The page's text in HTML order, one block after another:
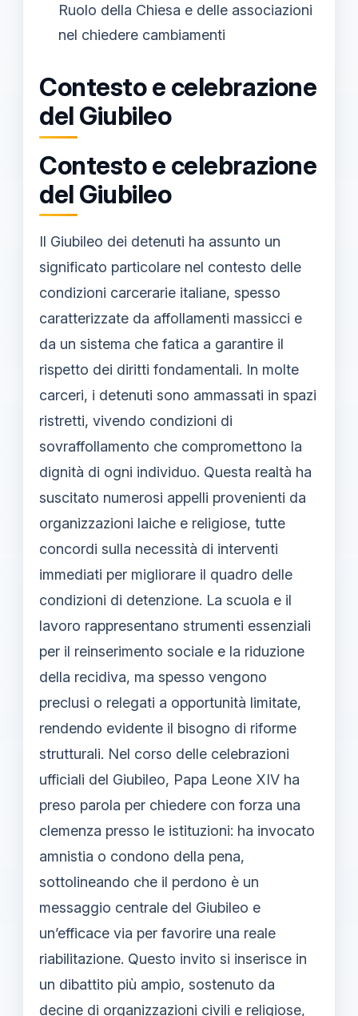
Ruolo della Chiesa e delle associazioni
nel chiedere cambiamenti
Contesto e celebrazione
del Giubileo
Contesto e celebrazione
del Giubileo
Il Giubileo dei detenuti ha assunto un
significato particolare nel contesto delle
condizioni carcerarie italiane, spesso
caratterizzate da affollamenti massicci e
da un sistema che fatica a garantire il
rispetto dei diritti fondamentali. In molte
carceri, i detenuti sono ammassati in spazi
ristretti, vivendo condizioni di
sovraffollamento che compromettono la
dignità di ogni individuo. Questa realtà ha
suscitato numerosi appelli provenienti da
organizzazioni laiche e religiose, tutte
concordi sulla necessità di interventi
immediati per migliorare il quadro delle
condizioni di detenzione. La scuola e il
lavoro rappresentano strumenti essenziali
per il reinserimento sociale e la riduzione
della recidiva, ma spesso vengono
preclusi o relegati a opportunità limitate,
rendendo evidente il bisogno di riforme
strutturali. Nel corso delle celebrazioni
ufficiali del Giubileo, Papa Leone XIV ha
preso parola per chiedere con forza una
clemenza presso le istituzioni: ha invocato
amnistia o condono della pena,
sottolineando che il perdono è un
messaggio centrale del Giubileo e
un’efficace via per favorire una reale
riabilitazione. Questo invito si inserisce in
un dibattito più ampio, sostenuto da
decine di organizzazioni civili e religiose,